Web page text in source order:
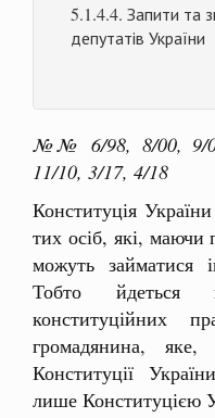
5.1.4.4. Запити та
депутатів України
№№ 6/98, 8/00, 9/
11/10, 3/17, 4/18
Конституція
тих осіб, які, маючи
можуть займатися
Тобто йдеться
конституційних
громадянина,
Конституції
лише Конституцією